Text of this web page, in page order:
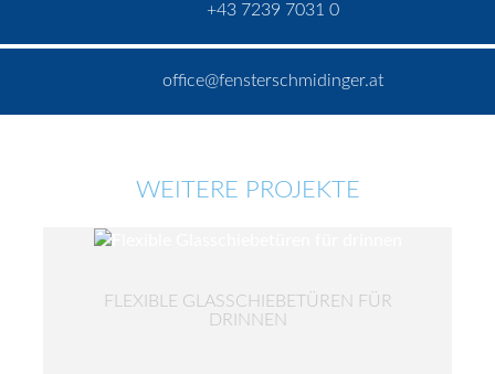
+43 7239 7031 0
office@fensterschmidinger.at
WEITERE PROJEKTE
FLEXIBLE GLASSCHIEBETÜREN FÜR
DRINNEN